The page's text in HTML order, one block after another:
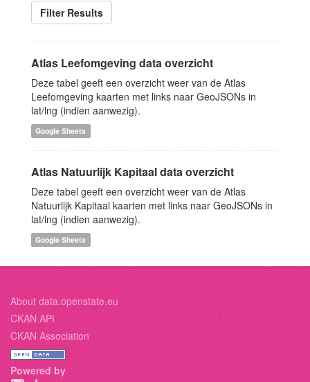
Filter Results
Atlas Leefomgeving data overzicht
Deze tabel geeft een overzicht weer van de Atlas
Leefomgeving kaarten met links naar GeoJSONs in
lat/lng (indien aanwezig).
Google Sheets
Atlas Natuurlijk Kapitaal data overzicht
Deze tabel geeft een overzicht weer van de Atlas
Natuurlijk Kapitaal kaarten met links naar GeoJSONs in
lat/lng (indien aanwezig).
Google Sheets
About data.openstate.eu
CKAN API
CKAN Association
Powered by